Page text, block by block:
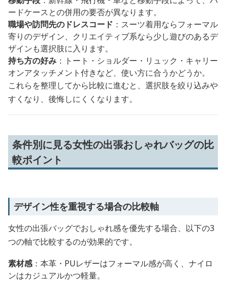
ードケースとの併用の要否が異なります。
職場や訪問先のドレスコード ：スーツ着用ならフォーマル
寄りのデザイン、クリエイティブ系なら少し遊びのあるデ
ザインも選択肢に入ります。
持ち方の好み ：トート・ショルダー・リュック・キャリー
オンアタッチメント付きなど、使い方に合うかどうか。
これらを整理してから比較に進むと、選択肢を絞り込みや
すくなり、後悔しにくくなります。
条件別に見る女性の出張おしゃれバッグの比
較ポイント
デザイン性を重視する場合の比較軸
女性の出張バッグでおしゃれ感を優先する場合、以下の3
つの軸で比較するのが効果的です。
素材感：本革・PUレザーはフォーマル感が高く、ナイロ
ンはカジュアルかつ軽量。